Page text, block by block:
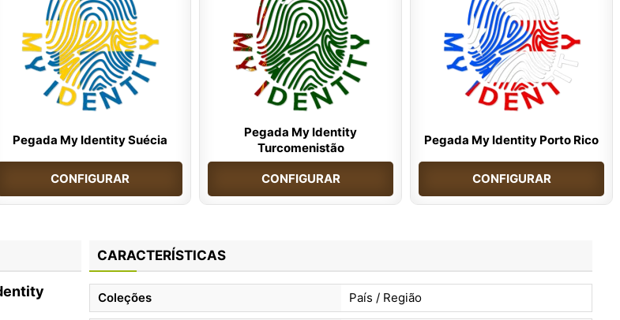
Pegada My Identity Suécia
CONFIGURAR
Pegada My Identity
Turcomenistão
CONFIGURAR
Pegada My Identity Porto Rico
CONFIGURAR
CARACTERÍSTICAS
Coleções País / Região